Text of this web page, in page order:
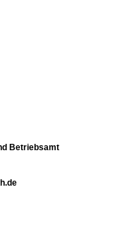
Betriebsamt